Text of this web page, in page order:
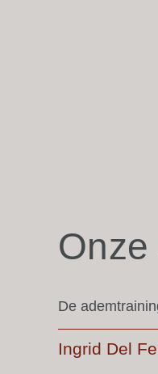
De
Ingrid Del